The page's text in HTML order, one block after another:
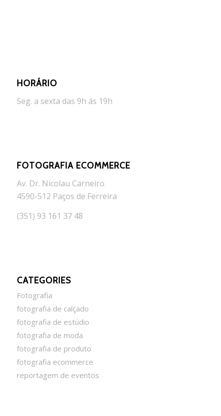
HORÁRIO
Seg. a sexta das 9h ás 19h
FOTOGRAFIA ECOMMERCE
Av. Dr. Nicolau Carneiro
4590-512 Paços de Ferreira
(351) 93 161 37 48
CATEGORIES
Fotografia
fotografia de calçado
fotografia de estúdio
fotografia de moda
fotografia de produto
fotografia ecommerce
reportagem de eventos